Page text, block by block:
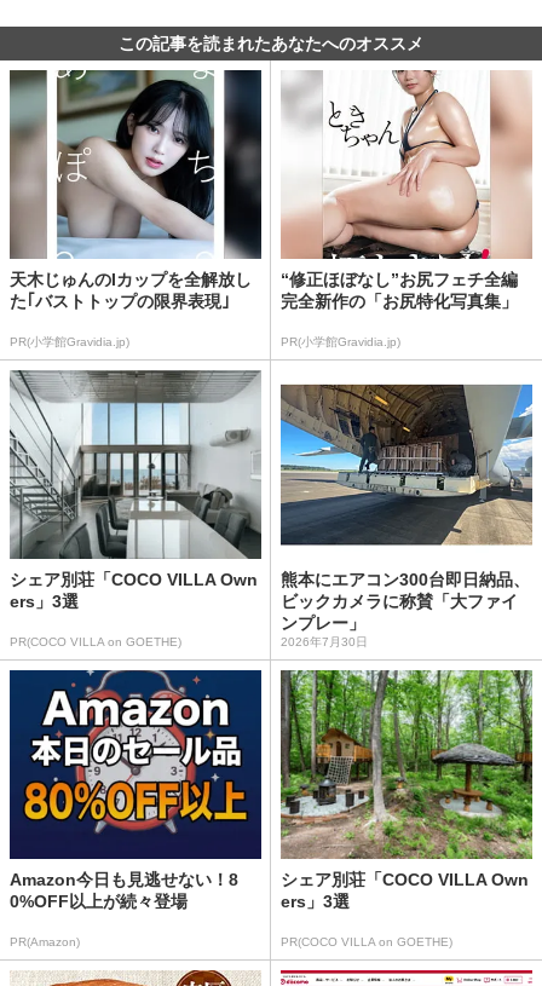
この記事を読まれたあなたへのオススメ
天木じゅんのIカップを全解放し
た｢バストトップの限界表現｣
PR(小学館Gravidia.jp)
“修正ほぼなし”お尻フェチ全編
完全新作の「お尻特化写真集」
PR(小学館Gravidia.jp)
シェア別荘「COCO VILLA Own
ers」3選
PR(COCO VILLA on GOETHE)
熊本にエアコン300台即日納品、
ビックカメラに称賛「大ファイ
ンプレー」
2026年7月30日
Amazon今日も見逃せない！8
0%OFF以上が続々登場
PR(Amazon)
シェア別荘「COCO VILLA Own
ers」3選
PR(COCO VILLA on GOETHE)